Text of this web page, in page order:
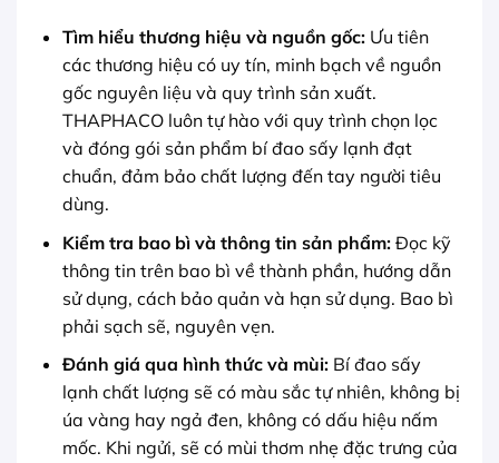
Tìm hiểu thương hiệu và nguồn gốc:Ưu tiên
các thương hiệu có uy tín, minh bạch về nguồn
gốc nguyên liệu và quy trình sản xuất.
THAPHACO luôn tự hào với quy trình chọn lọc
và đóng gói sản phẩm bí đao sấy lạnh đạt
chuẩn, đảm bảo chất lượng đến tay người tiêu
dùng.
Kiểm tra bao bì và thông tin sản phẩm:Đọc kỹ
thông tin trên bao bì về thành phần, hướng dẫn
sử dụng, cách bảo quản và hạn sử dụng. Bao bì
phải sạch sẽ, nguyên vẹn.
Đánh giá qua hình thức và mùi:Bí đao sấy
lạnh chất lượng sẽ có màu sắc tự nhiên, không bị
úa vàng hay ngả đen, không có dấu hiệu nấm
mốc. Khi ngửi, sẽ có mùi thơm nhẹ đặc trưng của